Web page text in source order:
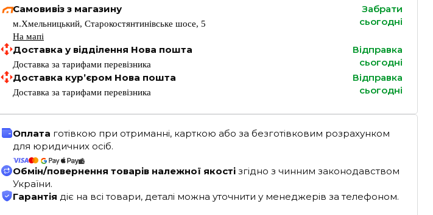
Самовивіз з магазину
м.Хмельницький, Старокостянтинівське шосе, 5
На мапі
Забрати
сьогодні
Доставка у відділення Нова пошта
Доставка за тарифами перевізника
Відправка
сьогодні
Доставка кур’єром Нова пошта
Доставка за тарифами перевізника
Відправка
сьогодні
Оплата готівкою при отриманні, карткою або за безготівковим розрахунком
для юридичних осіб.
Обмін/повернення товарів належної якості згідно з чинним законодавством
України.
Гарантія діє на всі товари, деталі можна уточнити у менеджерів за телефоном.